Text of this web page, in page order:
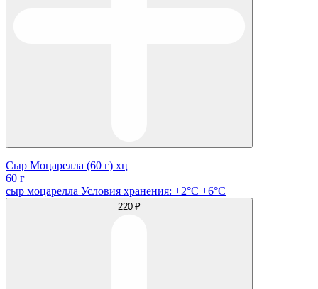
Сыр Моцарелла (60 г) хц
60 г
сыр моцарелла Условия хранения: +2°C +6°C
220 ₽